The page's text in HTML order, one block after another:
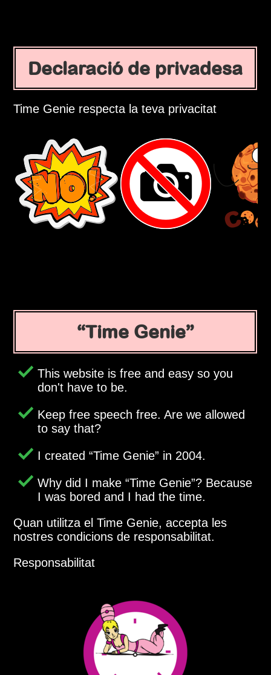
Declaració de privadesa
Time Genie respecta la teva privacitat
Time Genie
This website is free and easy so you
don't have to be.
Keep free speech free. Are we allowed
to say that?
I created Time Genie in 2004.
Why did I make Time Genie ? Because
I was bored and I had the time.
Quan utilitza el Time Genie, accepta les
nostres condicions de responsabilitat.
Responsabilitat